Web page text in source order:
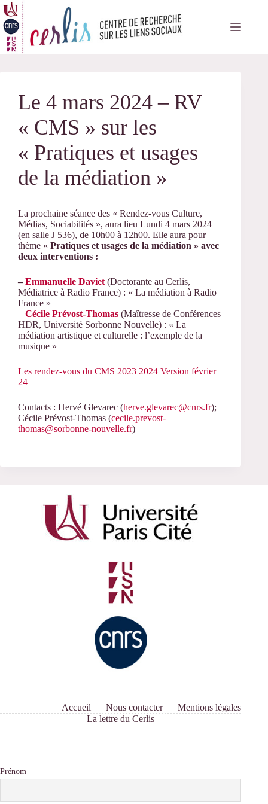
Passer
au
contenu
Le 4 mars 2024 – RV
« CMS » sur les
« Pratiques et usages
de la médiation »
La prochaine séance des « Rendez-vous Culture,
Médias, Sociabilités », aura lieu Lundi 4 mars 2024
(en salle J 536), de 10h00 à 12h00. Elle aura pour
thème « Pratiques et usages de la médiation » avec
deux interventions :
–Emmanuelle Daviet (Doctorante au Cerlis,
Médiatrice à Radio France) : « La médiation à Radio
France »
– Cécile Prévost-Thomas (Maîtresse de Conférences
HDR, Université Sorbonne Nouvelle) : « La
médiation artistique et culturelle : l’exemple de la
musique »
Les rendez-vous du CMS 2023 2024 Version février
24
Contacts : Hervé Glevarec (herve.glevarec@cnrs.fr);
Cécile Prévost-Thomas (cecile.prevost-
thomas@sorbonne-nouvelle.fr)
Accueil Nous contacter
Mentions légales
La lettre du Cerlis
Prénom